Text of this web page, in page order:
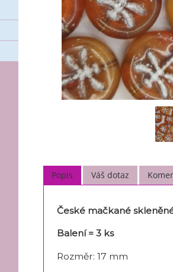
Popis Váš dotaz
České mačkané
Balení = 3 ks
Rozměr: 17 mm